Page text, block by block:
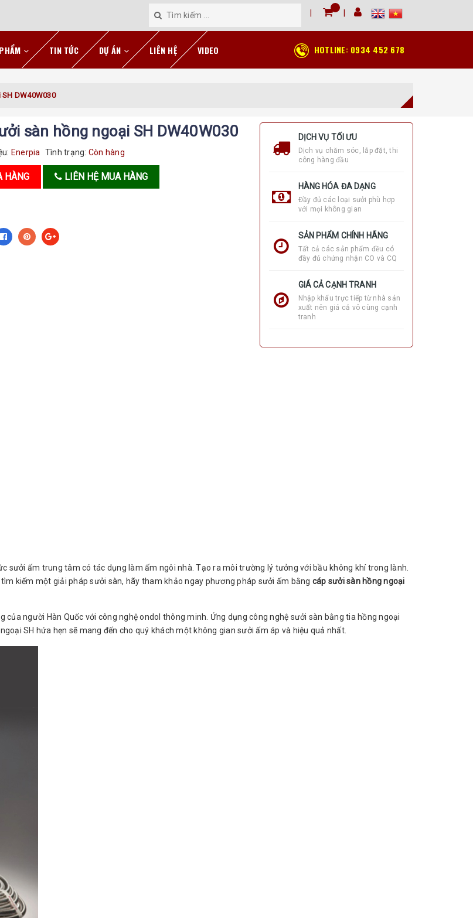
TIN TỨC DỰ ÁN LIÊN HỆ VIDEO HOTLINE: 0934 452 678
DW40W030
sàn hồng ngoại SH DW40W030
Enerpia Tình trạng: Còn hàng
HÀNG LIÊN HỆ MUA HÀNG
DỊCH VỤ TỐI ƯU
Dịch vụ chăm sóc, lắp đặt, thi
công hàng đầu
HÀNG HÓA ĐA DẠNG
Đầy đủ các loại sưởi phù hợp
với mọi không gian
SẢN PHẨM CHÍNH HÃNG
Tất cả các sản phẩm đều có
đầy đủ chứng nhận CO và CQ
GIÁ CẢ CẠNH TRANH
Nhập khẩu trực tiếp từ nhà sản
xuất nên giá cả vô cùng cạnh
tranh
sưởi ấm trung tâm có tác dụng làm ấm ngôi nhà. Tạo ra môi trường lý tưởng với bầu không khí trong lành.
kiếm một giải pháp sưởi sàn, hãy tham khảo ngay phương pháp sưởi ấm bằng cáp sưởi sàn hồng ngoại
của người Hàn Quốc với công nghệ ondol thông minh. Ứng dụng công nghệ sưởi sàn bằng tia hồng ngoại
SH hứa hẹn sẽ mang đến cho quý khách một không gian sưởi ấm áp và hiệu quả nhất.